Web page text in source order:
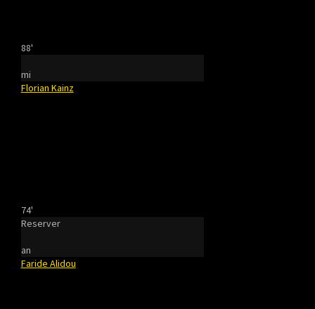
88'
mi
Florian Kainz
74'
Reserver
an
Faride Alidou